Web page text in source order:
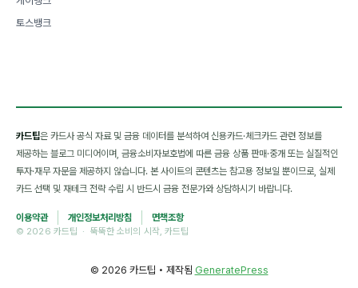
토스뱅크
카드팁은 카드사 공식 자료 및 금융 데이터를 분석하여 신용카드·체크카드 관련 정보를
제공하는 블로그 미디어이며, 금융소비자보호법에 따른 금융 상품 판매·중개 또는 실질적인
투자·재무 자문을 제공하지 않습니다. 본 사이트의 콘텐츠는 참고용 정보일 뿐이므로, 실제
카드 선택 및 재테크 전략 수립 시 반드시 금융 전문가와 상담하시기 바랍니다.
이용약관 개인정보처리방침
면책조항
© 2026 카드팁 · 뚝뚝한 소비의 시작, 카드팁
© 2026 카드팁 • 제작됨 GeneratePress